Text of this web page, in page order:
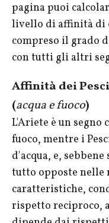
pagina puoi
livello di affinità di
compreso il grado
con tutti gli altri
Affinità dei
(acqua e fuoco)
L'Ariete è un segno
fuoco, mentre i
d'acqua, e,
tutto opposte nelle
caratteristiche,
rispetto reciproco,